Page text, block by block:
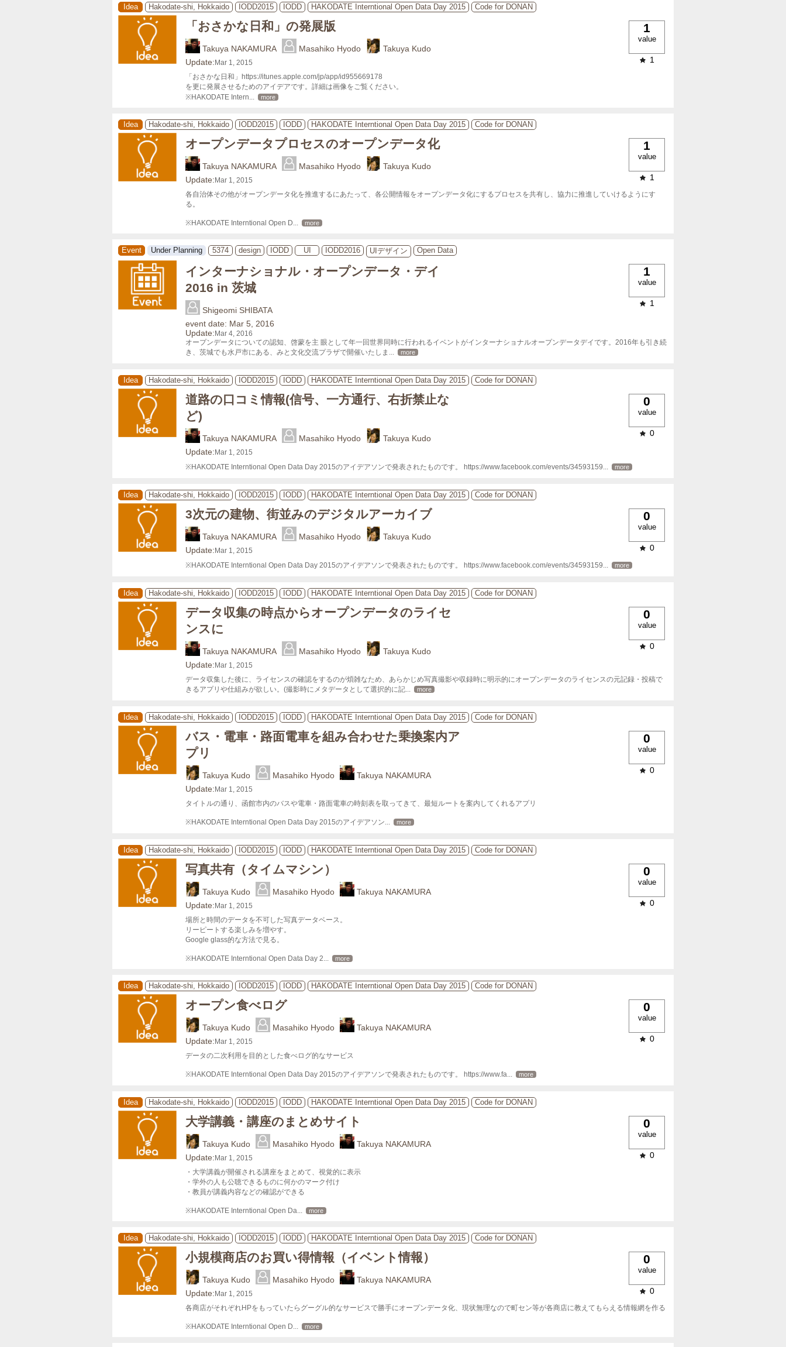
Idea Hakodate-shi, Hokkaido IODD2015 IODD HAKODATE Interntional Open Data Day 2015 Code for DONAN
「おさかな日和」の発展版
Takuya NAKAMURA Masahiko Hyodo
Takuya Kudo
Update: Mar 1, 2015
「おさかな日和」https://itunes.apple.com/jp/app/id955669178
を更に発展させるためのアイデアです。詳細は画像をご覧ください。
※HAKODATE Intern... more
1
value
1
Idea Hakodate-shi, Hokkaido IODD2015 IODD HAKODATE Interntional Open Data Day 2015 Code for DONAN
オープンデータプロセスのオープンデータ化
Takuya NAKAMURA Masahiko Hyodo
Takuya Kudo
Update: Mar 1, 2015
各自治体その他がオープンデータ化を推進するにあたって、各公開情報をオープンデータ化にするプロセスを共有し、協力に推進していけるようにす
る。
※HAKODATE Interntional Open D... more
1
value
1
Event Under Planning 5374 design IODD UI IODD2016 UIデザイン Open Data
インターナショナル・オープンデータ・デイ
2016 in 茨城
Shigeomi SHIBATA
event date: Mar 5, 2016
Update: Mar 4, 2016
オープンデータについての認知、啓蒙を主 眼として年一回世界同時に行われるイベントがインターナショナルオープンデータデイです。2016年も引き続
き、茨城でも水戸市にある、みと文化交流プラザで開催いたしま ... more
1
value
1
Idea Hakodate-shi, Hokkaido IODD2015 IODD HAKODATE Interntional Open Data Day 2015 Code for DONAN
道路の口コミ情報(信号、一方通行、右折禁止な
ど)
Takuya NAKAMURA Masahiko Hyodo
Takuya Kudo
Update: Mar 1, 2015
※HAKODATE Interntional Open Data Day 2015のアイデアソンで発表されたものです。 https://www.facebook.com/events/34593159... more
0
value
0
Idea Hakodate-shi, Hokkaido IODD2015 IODD HAKODATE Interntional Open Data Day 2015 Code for DONAN
3次元の建物、街並みのデジタルアーカイブ
Takuya NAKAMURA Masahiko Hyodo
Takuya Kudo
Update: Mar 1, 2015
※HAKODATE Interntional Open Data Day 2015のアイデアソンで発表されたものです。 https://www.facebook.com/events/34593159... more
0
value
0
Idea Hakodate-shi, Hokkaido IODD2015 IODD HAKODATE Interntional Open Data Day 2015 Code for DONAN
データ収集の時点からオープンデータのライセ
ンスに
Takuya NAKAMURA Masahiko Hyodo
Takuya Kudo
Update: Mar 1, 2015
データ収集した後に、ライセンスの確認をするのが煩雑なため、あらかじめ写真撮影や収録時に明示的にオープンデータのライセンスの元記録・投稿で
きるアプリや仕組みが欲しい。(撮影時にメタデータとして選択的に記... more
0
value
0
Idea Hakodate-shi, Hokkaido IODD2015 IODD HAKODATE Interntional Open Data Day 2015 Code for DONAN
バス・電車・路面電車を組み合わせた乗換案内ア
プリ
Takuya Kudo Masahiko Hyodo
Takuya NAKAMURA
Update: Mar 1, 2015
タイトルの通り、函館市内のバスや電車・路面電車の時刻表を取ってきて、最短ルートを案内してくれるアプリ
※HAKODATE Interntional Open Data Day 2015のアイデアソン... more
0
value
0
Idea Hakodate-shi, Hokkaido IODD2015 IODD HAKODATE Interntional Open Data Day 2015 Code for DONAN
写真共有（タイムマシン）
Takuya Kudo Masahiko Hyodo
Takuya NAKAMURA
Update: Mar 1, 2015
場所と時間のデータを不可した写真データベース。
リーピートする楽しみを増やす。
Google glass的な方法で見る。
※HAKODATE Interntional Open Data Day 2... more
0
value
0
Idea Hakodate-shi, Hokkaido IODD2015 IODD HAKODATE Interntional Open Data Day 2015 Code for DONAN
オープン食べログ
Takuya Kudo Masahiko Hyodo
Takuya NAKAMURA
Update: Mar 1, 2015
データの二次利用を目的とした食べログ的なサービス
※HAKODATE Interntional Open Data Day 2015のアイデアソンで発表されたものです。 https://www.fa... more
0
value
0
Idea Hakodate-shi, Hokkaido IODD2015 IODD HAKODATE Interntional Open Data Day 2015 Code for DONAN
大学講義・講座のまとめサイト
Takuya Kudo Masahiko Hyodo
Takuya NAKAMURA
Update: Mar 1, 2015
・大学講義が開催される講座をまとめて、視覚的に表示
・学外の人も公聴できるものに何かのマーク付け
・教員が講義内容などの確認ができる
※HAKODATE Interntional Open Da... more
0
value
0
Idea Hakodate-shi, Hokkaido IODD2015 IODD HAKODATE Interntional Open Data Day 2015 Code for DONAN
小規模商店のお買い得情報（イベント情報）
Takuya Kudo Masahiko Hyodo
Takuya NAKAMURA
Update: Mar 1, 2015
各商店がそれぞれHPをもっていたらグーグル的なサービスで勝手にオープンデータ化、現状無理なので町セン等が各商店に教えてもらえる情報網を作る
※HAKODATE Interntional Open D... more
0
value
0